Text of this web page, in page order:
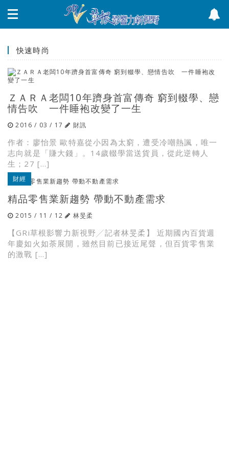
快速時尚
ＺＡＲＡ老闆10年躋身首富傳奇 窮到輟學、戀
情告吹 一件睡袍改變了一生
2016 / 03 / 17 財訊
作者：廖怡景 歐特嘉從小因為太窮，遭受冷嘲熱諷，唯一
志向就是「賺大錢」。14歲輟學當送貨員，從此逆轉人
生；27 […]
財經
精品零售業新趨勢 帶動不動產需求
2015 / 11 / 12 林旻柔
【GRi草根影響力新視野╱記者林旻柔】 近期國內百貨週
年慶如火如荼展開，雖然目前已接近尾聲，但百貨零售業
的激戰 […]